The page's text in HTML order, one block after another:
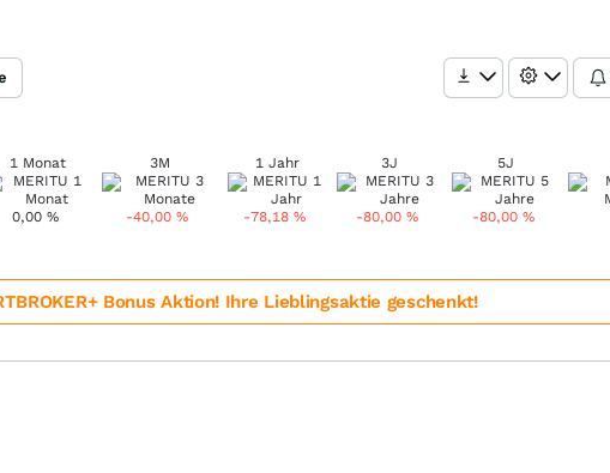
1 Monat
0,00 %
3M
-40,00%
1 Jahr
-78,18%
3J
-80,00%
5J
-80,00 %
Bonus Aktion! Ihre Lieblingsaktie geschenkt!